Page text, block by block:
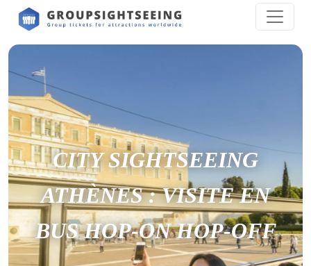
CITY SIGHTSEEING
ATHÈNES : VISITE EN
BUS HOP-ON HOP-OFF